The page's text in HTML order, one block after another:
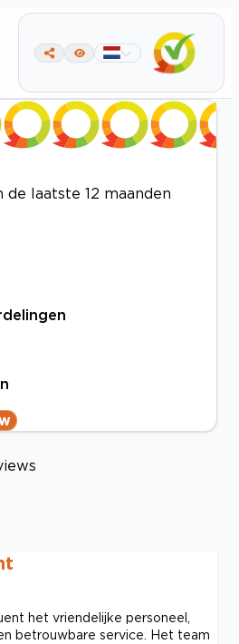
laatste 12 maanden
het vriendelijke personeel,
betrouwbare service. Het team